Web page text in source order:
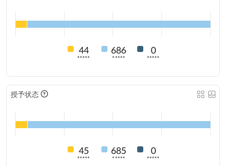
44
*****
686
*****
0
*****
授予状态
45
*****
685
*****
0
*****